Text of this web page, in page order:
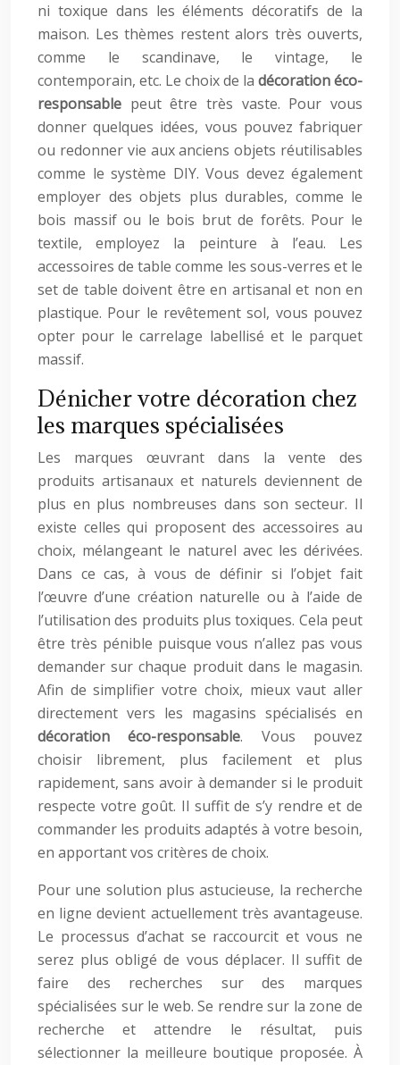
ni toxique dans les éléments décoratifs de la
maison. Les thèmes restent alors très ouverts,
comme le scandinave, le vintage, le
contemporain, etc. Le choix de la décoration éco-
responsable peut être très vaste. Pour vous
donner quelques idées, vous pouvez fabriquer
ou redonner vie aux anciens objets réutilisables
comme le système DIY. Vous devez également
employer des objets plus durables, comme le
bois massif ou le bois brut de forêts. Pour le
textile, employez la peinture à l’eau. Les
accessoires de table comme les sous-verres et le
set de table doivent être en artisanal et non en
plastique. Pour le revêtement sol, vous pouvez
opter pour le carrelage labellisé et le parquet
massif.
Dénicher votre décoration chez
les marques spécialisées
Les marques œuvrant dans la vente des
produits artisanaux et naturels deviennent de
plus en plus nombreuses dans son secteur. Il
existe celles qui proposent des accessoires au
choix, mélangeant le naturel avec les dérivées.
Dans ce cas, à vous de définir si l’objet fait
l’œuvre d’une création naturelle ou à l’aide de
l’utilisation des produits plus toxiques. Cela peut
être très pénible puisque vous n’allez pas vous
demander sur chaque produit dans le magasin.
Afin de simplifier votre choix, mieux vaut aller
directement vers les magasins spécialisés en
décoration éco-responsable. Vous pouvez
choisir librement, plus facilement et plus
rapidement, sans avoir à demander si le produit
respecte votre goût. Il suffit de s’y rendre et de
commander les produits adaptés à votre besoin,
en apportant vos critères de choix.
Pour une solution plus astucieuse, la recherche
en ligne devient actuellement très avantageuse.
Le processus d’achat se raccourcit et vous ne
serez plus obligé de vous déplacer. Il suffit de
faire des recherches sur des marques
spécialisées sur le web. Se rendre sur la zone de
recherche et attendre le résultat, puis
sélectionner la meilleure boutique proposée. À